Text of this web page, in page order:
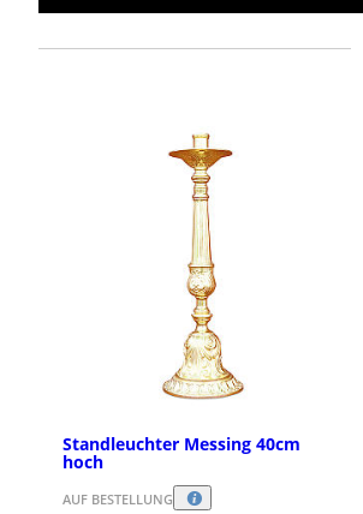
Standleuchter Messing 40cm
hoch
AUF BESTELLUNG